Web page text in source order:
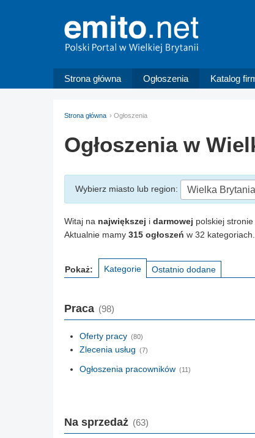
Strona główna Ogłoszenia Katalog
Strona główna Ogłoszenia
Ogłoszenia w
Wybierz miasto lub region: Wielka Brytania
Witaj na największej i darmowej polskiej stronie
Aktualnie mamy 315 ogłoszeń w 32 kategoriach.
Pokaż: Kategorie Ostatnio dodane
Praca (98)
Oferty pracy (80)
Zlecenia usług (7)
Ogłoszenia pracowników (11)
Na sprzedaż (63)